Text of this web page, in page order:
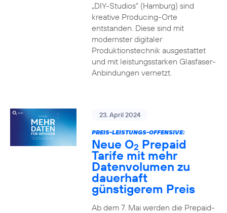
„DIY-Studios” (Hamburg) sind
kreative Producing-Orte
entstanden. Diese sind mit
modernster digitaler
Produktionstechnik ausgestattet
und mit leistungsstarken Glasfaser-
Anbindungen vernetzt.
23. April 2024
PREIS-LEISTUNGS-OFFENSIVE:
Neue O2 Prepaid
Tarife mit mehr
Datenvolumen zu
dauerhaft
günstigerem Preis
Ab dem 7. Mai werden die Prepaid-